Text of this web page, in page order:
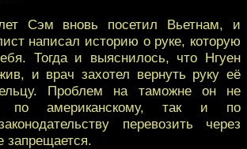
Сэм вновь посетил Вьетнам, и
написал историю о руке, которую
Тогда и выяснилось, что Нгуен
и врач захотел вернуть руку её
Проблем на таможне он не
по американскому, так и по
перевозить через
запрещается.